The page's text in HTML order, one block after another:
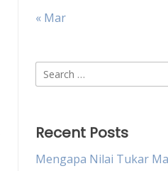
« Mar
Search
for:
Recent Posts
Mengapa Nilai Tukar